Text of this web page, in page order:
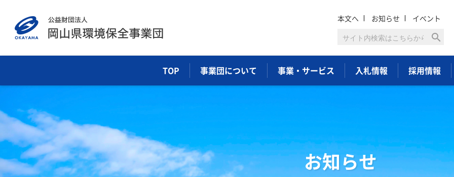
本文へ お知らせ イベント
search
TOP 事業団について 事業・サービス 入札情報 採用情報
お知らせ